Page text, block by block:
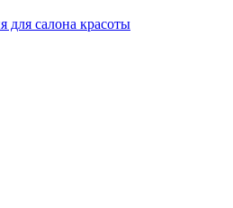
для салона красоты